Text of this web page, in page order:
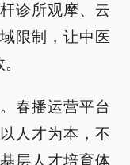
诊所观摩、云
限制，让中医
春播运营平台
人才为本，不
层人才培育体